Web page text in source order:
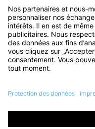
Révoquer un contrat
Informations
Aide & Contact